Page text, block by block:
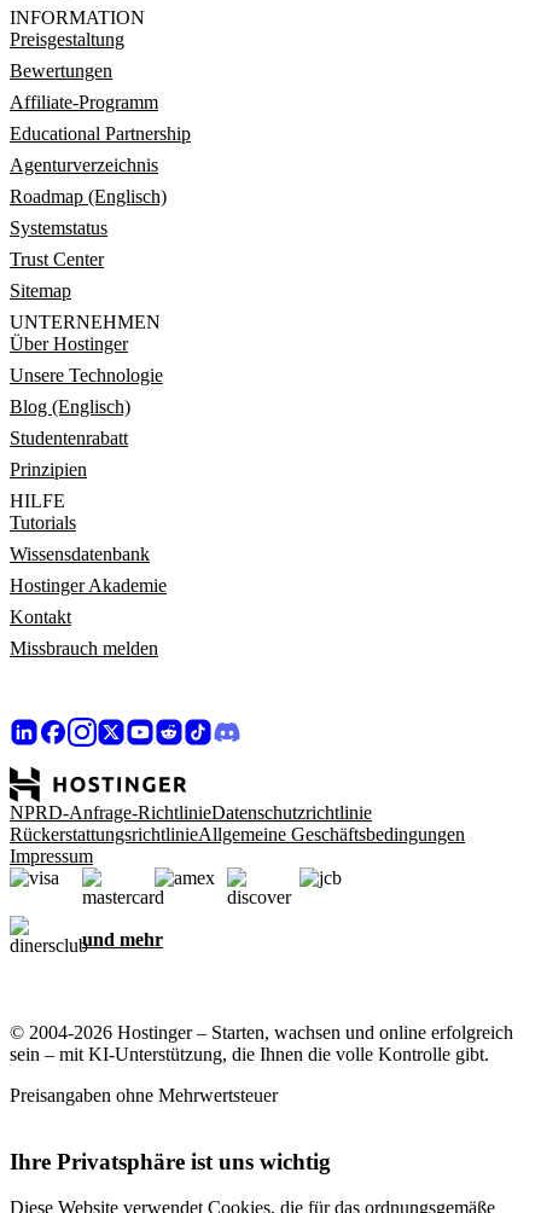
INFORMATION
Preisgestaltung
Bewertungen
Affiliate-Programm
Educational Partnership
Agenturverzeichnis
Roadmap (Englisch)
Systemstatus
Trust Center
Sitemap
UNTERNEHMEN
Über Hostinger
Unsere Technologie
Blog (Englisch)
Studentenrabatt
Prinzipien
HILFE
Tutorials
Wissensdatenbank
Hostinger Akademie
Kontakt
Missbrauch melden
NPRD-Anfrage-RichtlinieDatenschutzrichtlinie
RückerstattungsrichtlinieAllgemeine Geschäftsbedingungen
Impressum
und mehr
© 2004-2026 Hostinger – Starten, wachsen und online erfolgreich
sein – mit KI-Unterstützung, die Ihnen die volle Kontrolle gibt.
Preisangaben ohne Mehrwertsteuer
Ihre Privatsphäre ist uns wichtig
Diese Website verwendet Cookies, die für das ordnungsgemäße